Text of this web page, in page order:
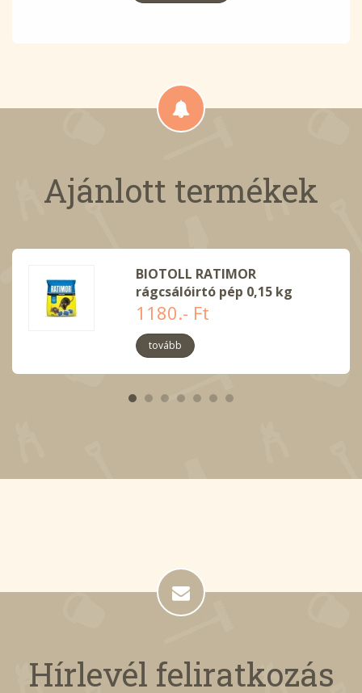
Ajánlott termékek
BIOTOLL RATIMOR
rágcsálóirtó pép 0,15 kg
1180.- Ft
tovább
Hírlevél feliratkozás